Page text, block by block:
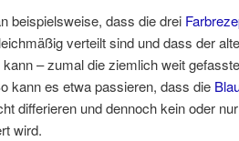
beispielsweise, dass die drei
verteilt sind und dass der
– zumal die ziemlich weit
kann es etwa passieren, dass die
differieren und dennoch kein oder
wird.